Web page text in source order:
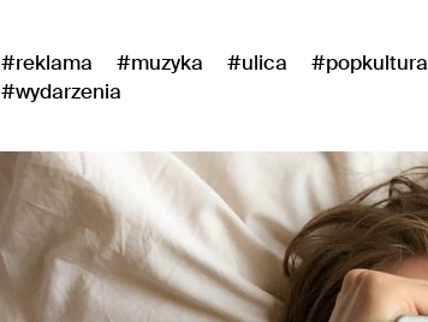
#reklama #muzyka #ulica
#popkultura
#wydarzenia